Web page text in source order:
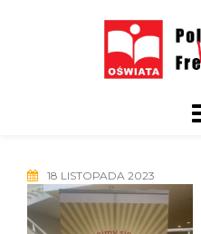
18 LISTOPADA 2023